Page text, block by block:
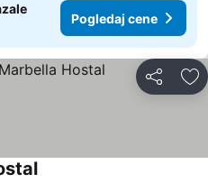
Pogledaj cene
Deli